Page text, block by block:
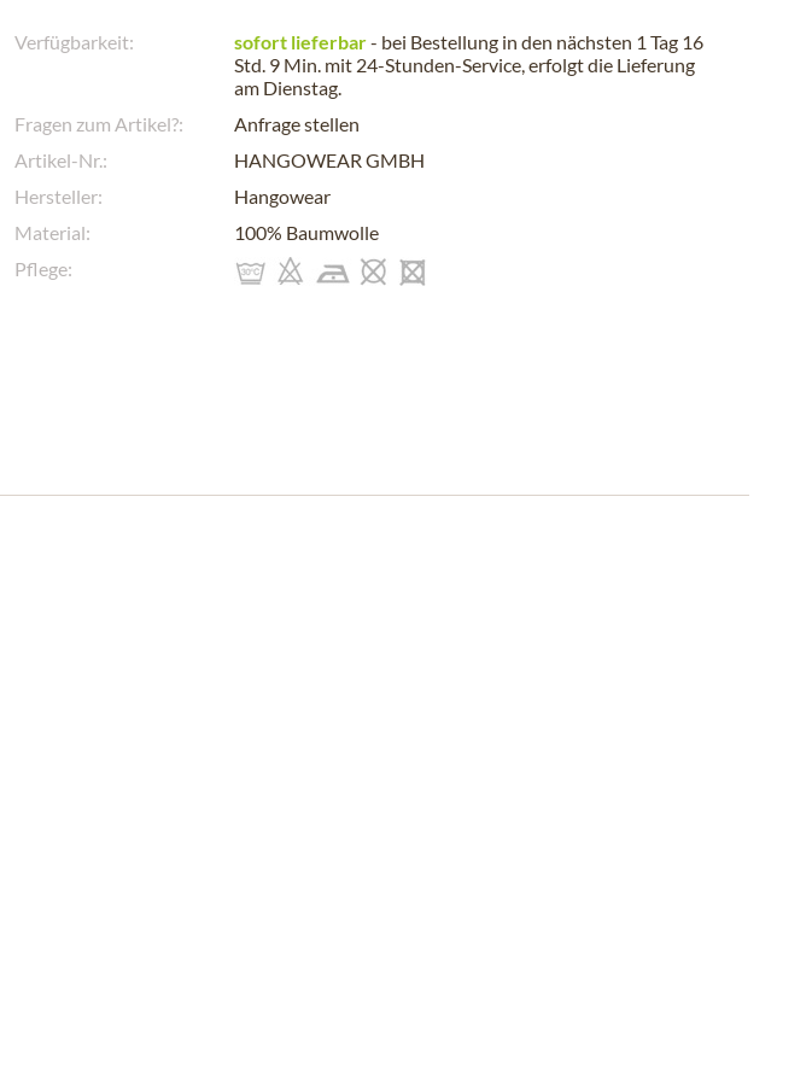
Verfügbarkeit: sofort lieferbar- bei Bestellung in den nächsten 1 Tag 16
Std. 9 Min. mit 24-Stunden-Service, erfolgt die Lieferung
am Dienstag.
Fragen zum Artikel?:
Anfrage stellen
Artikel-Nr.:
HANGOWEAR GMBH
Hersteller:
Hangowear
Material:
100% Baumwolle
Pflege: